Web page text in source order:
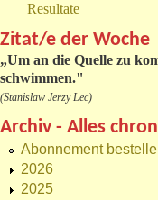
Resultate
Zitat/e der Woche
„Um an die Quelle zu
schwimmen."
(Stanislaw Jerzy Lec)
Archiv - Alles
Abonnement
2026
2025